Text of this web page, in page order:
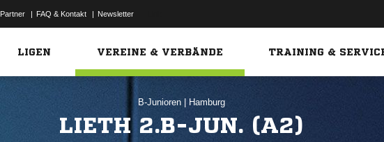
Partner | FAQ & Kontakt | Newsletter
LIGEN VEREINE & VERBÄNDE TRAINING &
B-Junioren Hamburg
LIETH 2.B-JUN. (A2)